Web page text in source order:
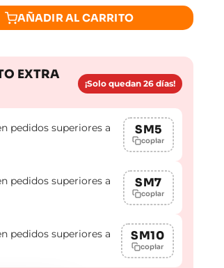
AÑADIR AL CARRITO
EXTRA
¡Solo quedan 26 días!
pedidos superiores a
SM5
copiar
pedidos superiores a
SM7
copiar
pedidos superiores a
SM10
copiar